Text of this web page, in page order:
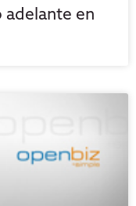
adelante en